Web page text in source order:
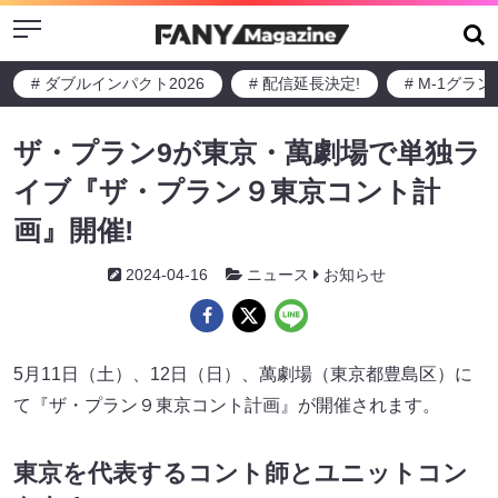
Menu
# ダブルインパクト2026 # 配信延長決定! # M-1グラン
ザ・プラン9が東京・萬劇場で単独ラ
イブ『ザ・プラン９東京コント計
画』開催!
2024-04-16 ニュース お知らせ
5月11日（土）、12日（日）、萬劇場（東京都豊島区）に
て『ザ・プラン９東京コント計画』が開催されます。
東京を代表するコント師とユニットコン